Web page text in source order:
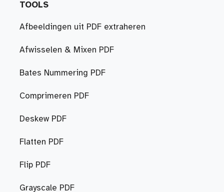
TOOLS
Afbeeldingen uit PDF extraheren
Afwisselen & Mixen PDF
Bates Nummering PDF
Comprimeren PDF
Deskew PDF
Flatten PDF
Flip PDF
Grayscale PDF